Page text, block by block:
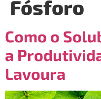
Fósforo
Como o
a
Lavoura